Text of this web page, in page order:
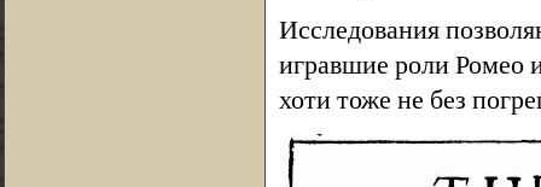
Исследования
игравшие роли Ромео
хоти тоже не без